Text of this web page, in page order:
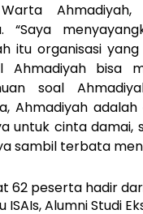
“Saya
itu organisasi
Ahmadiyah bisa
soal
Ahmadiyah
untuk cinta damai,
sambil terbata